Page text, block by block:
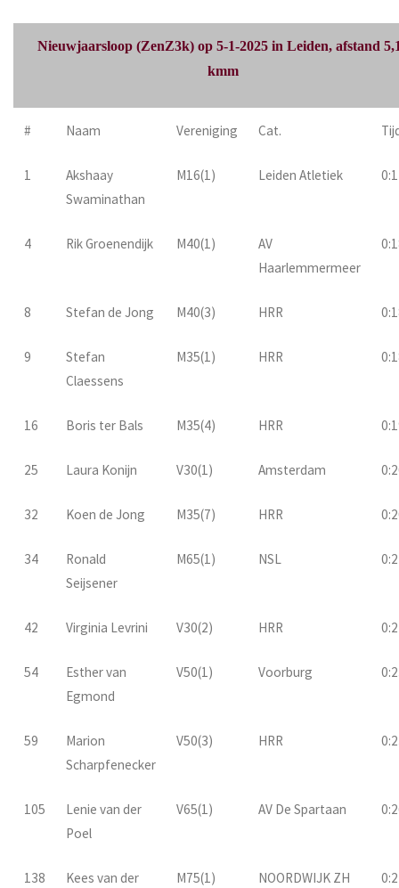
Nieuwjaarsloop (ZenZ3k) op 5-1-2025 in Leiden, afstand
kmm
# Naam Vereniging Cat.
1
Akshaay
Swaminathan
M16(1) Leiden Atletiek
4 Rik Groenendijk M40(1)
AV
Haarlemmermeer
8 Stefan de Jong M40(3) HRR
9
Stefan
Claessens
M35(1) HRR
16 Boris ter Bals M35(4) HRR
25 Laura Konijn V30(1) Amsterdam
32 Koen de Jong M35(7) HRR
34
Ronald
Seijsener
M65(1) NSL
42 Virginia Levrini V30(2) HRR
54
Esther van
Egmond
V50(1) Voorburg
59
Marion
Scharpfenecker
V50(3) HRR
105
Lenie van der
Poel
V65(1) AV De Spartaan
138
Kees van der
M75(1) NOORDWIJK ZH